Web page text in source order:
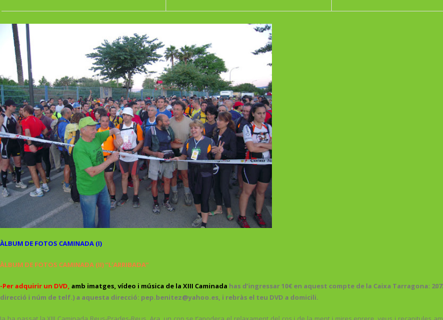
ÀLBUM DE FOTOS CAMINADA (I)
ÀLBUM DE FOTOS CAMINADA (II) “L’ARRIBADA”
-Per adquirir un DVD, amb imatges, vídeo i música de la XIII Caminada has d’ingressar 10€ en aquest compte de la Caixa Tarragona:
direcció i núm de telf.) a aquesta direcció: pep.benitez@yahoo.es, i rebràs el teu DVD a domicili.